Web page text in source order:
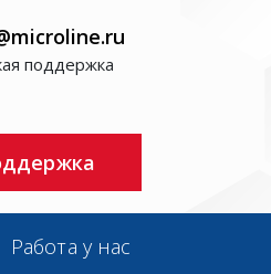
поддержка
Работа у нас